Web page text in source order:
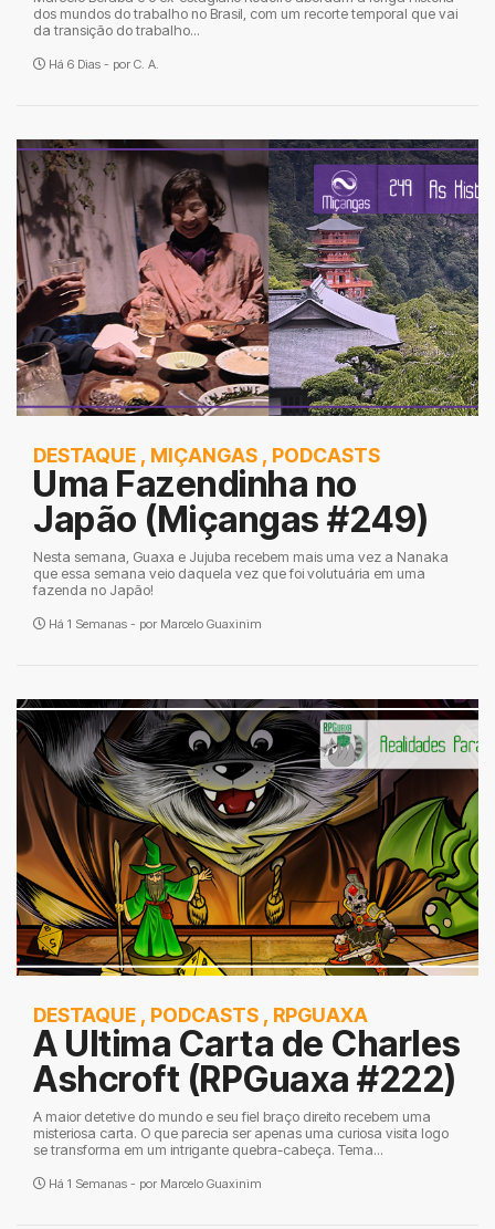
dos mundos do trabalho no Brasil, com um recorte temporal que vai
da transição do trabalho...
Há 6 Dias - por C. A.
DESTAQUE , MIÇANGAS , PODCASTS
Uma Fazendinha no
Japão (Miçangas #249)
Nesta semana, Guaxa e Jujuba recebem mais uma vez a Nanaka
que essa semana veio daquela vez que foi volutuária em uma
fazenda no Japão!
Há 1 Semanas - por Marcelo Guaxinim
DESTAQUE , PODCASTS , RPGUAXA
A Ultima Carta de Charles
Ashcroft (RPGuaxa #222)
A maior detetive do mundo e seu fiel braço direito recebem uma
misteriosa carta. O que parecia ser apenas uma curiosa visita logo
se transforma em um intrigante quebra-cabeça. Tema...
Há 1 Semanas - por Marcelo Guaxinim